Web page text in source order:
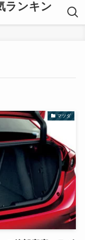
ランキン
マツダ